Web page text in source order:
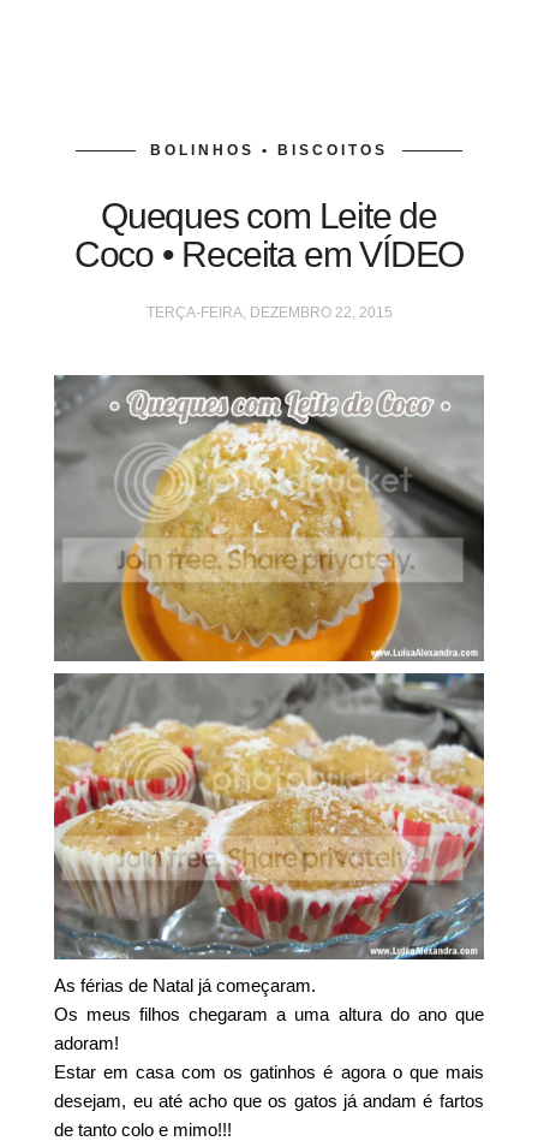
BOLINHOS • BISCOITOS
Queques com Leite de
Coco • Receita em VÍDEO
TERÇA-FEIRA, DEZEMBRO 22, 2015
As férias de Natal já começaram.
Os meus filhos chegaram a uma altura do ano que
adoram!
Estar em casa com os gatinhos é agora o que mais
desejam, eu até acho que os gatos já andam é fartos
de tanto colo e mimo!!!